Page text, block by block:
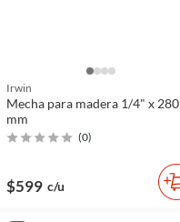
Irwin
Mecha para madera 1/4" x 280
mm
(0)
$599 c/u